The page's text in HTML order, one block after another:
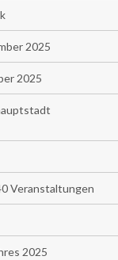
2025
2025
Veranstaltungen
2025